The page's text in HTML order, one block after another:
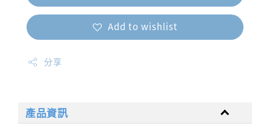
Add to wishlist
分享
產品資訊